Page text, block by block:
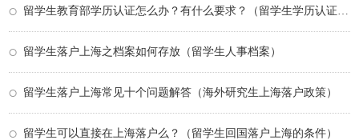
留学生落户上海之档案如何存放（留学生人事档案）
留学生落户上海常见十个问题解答（海外研究生上海落户政策）
留学生可以直接在上海落户么？（留学生回国落户上海的条件）